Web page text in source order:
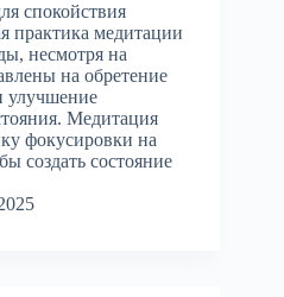
спокойствия
практика медитации
несмотря на
на обретение
улучшение
Медитация
фокусировки на
создать состояние